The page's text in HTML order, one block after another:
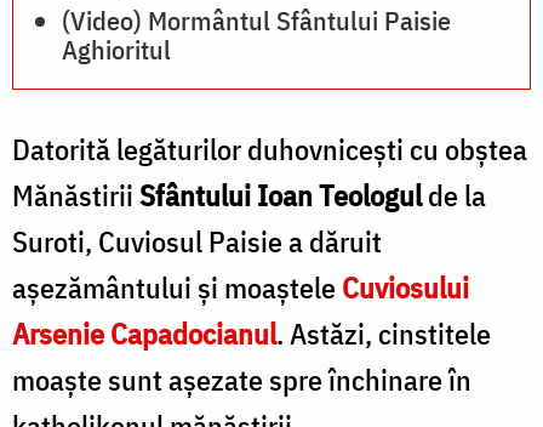
(Video) Mormântul Sfântului Paisie
Aghioritul
Datorită legăturilor duhovniceşti cu obştea
MănăstiriiSfântului Ioan Teologulde la
Suroti, Cuviosul Paisie a dăruit
aşezământului şi moaşteleCuviosului
Arsenie Capadocianul. Astăzi, cinstitele
moaşte sunt aşezate spre închinare în